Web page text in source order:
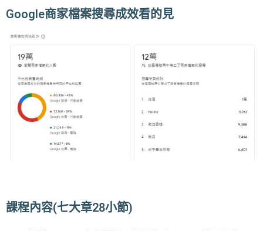
Google商家檔案搜尋成效看的見
課程內容(七大章28小節)